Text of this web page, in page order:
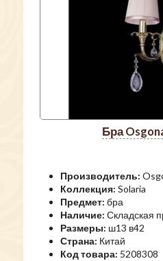
бра
Производитель:
Коллекция: Solaria
Предмет: бра
Наличие: Складская
Размеры: ш13 в42
Страна: Китай
Код товара: 5208308